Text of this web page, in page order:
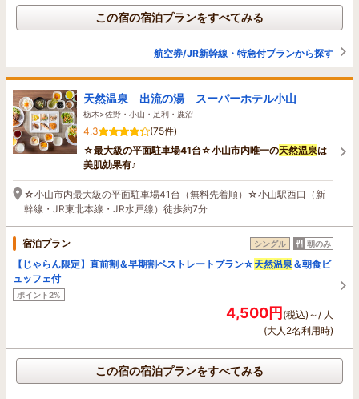
この宿の宿泊プランをすべてみる
航空券/JR新幹線・特急付プランから探す
天然温泉 出流の湯 スーパーホテル小山
栃木>佐野・小山・足利・鹿沼
4.3
(75件)
☆最大級の平面駐車場41台☆小山市内唯一の天然温泉は
美肌効果有♪
☆小山市内最大級の平面駐車場41台（無料先着順）☆小山駅西口（新
幹線・JR東北本線・JR水戸線）徒歩約7分
宿泊プラン シングル 朝のみ
【じゃらん限定】直前割＆早期割ベストレートプラン☆ 天然温泉 ＆朝食ビ
ュッフェ付
ポイント2%
4,500円(税込)～/ 人
(大人2名利用時)
この宿の宿泊プランをすべてみる